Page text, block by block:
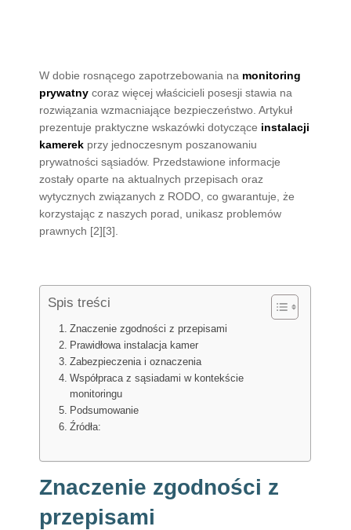
W dobie rosnącego zapotrzebowania na monitoring
prywatny coraz więcej właścicieli posesji stawia na
rozwiązania wzmacniające bezpieczeństwo. Artykuł
prezentuje praktyczne wskazówki dotyczące instalacji
kamerek przy jednoczesnym poszanowaniu
prywatności sąsiadów. Przedstawione informacje
zostały oparte na aktualnych przepisach oraz
wytycznych związanych z RODO, co gwarantuje, że
korzystając z naszych porad, unikasz problemów
prawnych [2][3].
Spis treści
Znaczenie zgodności z przepisami
Prawidłowa instalacja kamer
Zabezpieczenia i oznaczenia
Współpraca z sąsiadami w kontekście
monitoringu
Podsumowanie
Źródła:
Znaczenie zgodności z
przepisami